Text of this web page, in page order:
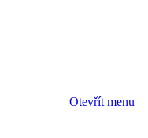
Otevřít menu